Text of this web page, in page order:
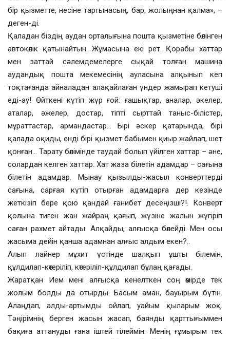
бір қызметте, несіне тартынасың, бар, жолыңнан қалма», –
деген-ді.
Қаладан біздің аудан орталығына пошта қызметіне бөлінген
автокөлік қатынайтын. Жұмасына екі рет. Қорабы хаттар
мен заттай сәлемдемелерге сықай толған машина
аудандық пошта мекемесінің ауласына алқынып кеп
тоқтағанда айналадан алақайлаған үндер жамырап кетуші
еді-ау! Өйткені күтіп жүр ғой: ғашықтар, аналар, әкелер,
аталар, әжелер, достар, тіпті сырттай таныс-білістер,
мұраттастар, армандастар… Бірі әскер қатарында, бірі
қалада оқиды, енді бірі қызмет бабымен қиыр жайлап, шет
қонған… Тарату бөлімінде таудай болып үйілген хаттар – әне,
солардан келген хаттар. Хат жаза білетін адамдар – сағына
білетін адамдар. Мынау қызылды-жасыл конверттерді
сағына, сарғая күтіп отырған адамдарға дер кезінде
жеткізіп бере қою қандай ғанибет десеңізші?!. Конверт
қолына тиген жан жайраң қағып, жүзіне жалын жүгіріп
саған рахмет айтады. Алқайды, алғысқа бөлейді. Мен осы
жасыма дейін қанша адамнан алғыс алдым екен?..
Алып лайнер мұхит үстінде шалқып ұшты білемін,
құлдилап-көтеріліп, көтеріліп-құлдилап бұлаң қағады.
Жаратқан Ием мені алғысқа кенелткен соң өмірде тек
жолым болды да отырды. Басым аман, бауырым бүтін.
Алаңдап, алды-артымды ойлап, уайым қыларым жоқ.
Тәңірімнің берген жасын жасап, баянды қарттығыммен
бақиға аттануды ғана іштей тілеймін. Менің ғұмырым тек